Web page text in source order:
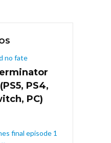
PS4,
PC)